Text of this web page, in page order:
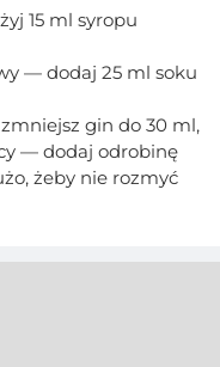
15 ml syropu
— dodaj 25 ml soku
gin do 30 ml,
— dodaj odrobinę
żeby nie rozmyć